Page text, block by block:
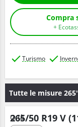
Turismo
Tutte le misure
265/50 R19 V
Q.tà